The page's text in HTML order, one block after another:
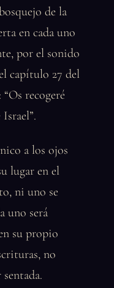
de la
en cada uno
por el sonido
capítulo 27 del
recogeré
a los ojos
lugar en el
ni uno se
uno será
su propio
no